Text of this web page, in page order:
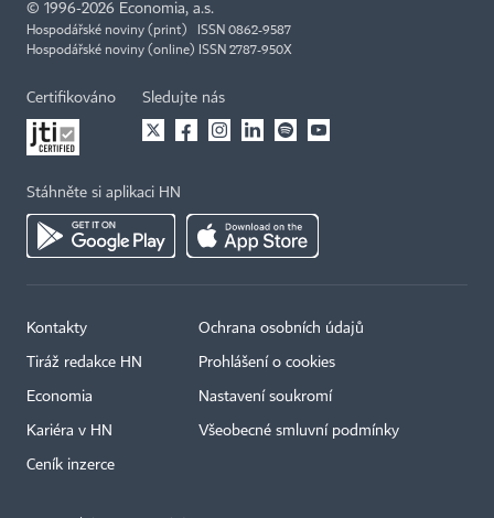
© 1996-2026 Economia, a.s.
Hospodářské noviny (print) ISSN 0862-9587
Hospodářské noviny (online) ISSN 2787-950X
Certifikováno Sledujte nás
Stáhněte si aplikaci HN
Kontakty
Tiráž redakce HN
Economia
Kariéra v HN
Ceník inzerce
Ochrana osobních údajů
Prohlášení o cookies
Nastavení soukromí
Všeobecné smluvní podmínky